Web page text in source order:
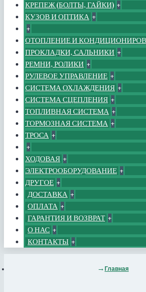
КРЕПЕЖ (БОЛТЫ, ГАЙКИ) +
КУЗОВ И ОПТИКА +
+
ОТОПЛЕНИЕ И
ПРОКЛАДКИ, САЛЬНИКИ +
РЕМНИ, РОЛИКИ +
РУЛЕВОЕ УПРАВЛЕНИЕ +
СИСТЕМА ОХЛАЖДЕНИЯ +
СИСТЕМА СЦЕПЛЕНИЯ +
ТОПЛИВНАЯ СИСТЕМА +
ТОРМОЗНАЯ СИСТЕМА +
ТРОСА +
+
ХОДОВАЯ +
ЭЛЕКТРООБОРУДОВАНИЕ +
ДРУГОЕ +
ДОСТАВКА +
ОПЛАТА +
ГАРАНТИЯ И ВОЗВРАТ +
О НАС +
КОНТАКТЫ +
Главная